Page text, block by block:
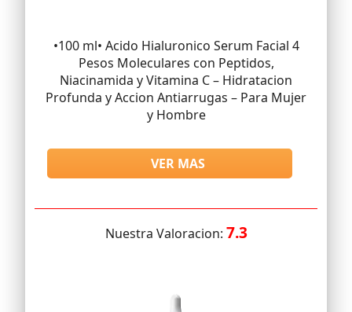
•100 ml• Acido Hialuronico Serum Facial 4
Pesos Moleculares con Peptidos,
Niacinamida y Vitamina C – Hidratacion
Profunda y Accion Antiarrugas – Para Mujer
y Hombre
VER MAS
Nuestra Valoracion: 7.3